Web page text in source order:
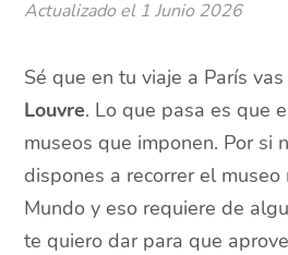
Actualizado el 1 Junio 2026
Sé que en tu viaje a París
Louvre. Lo que pasa es que
museos que imponen. Por si
dispones a recorrer el
Mundo y eso requiere de
te quiero dar para que